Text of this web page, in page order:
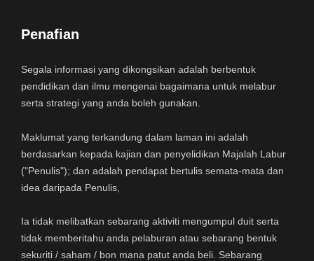
Penafian
Segala informasi yang dikongsikan adalah berbentuk
pendidikan dan ilmu mengenai bagaimana untuk melabur
serta strategi yang anda boleh gunakan.
Maklumat yang terkandung dalam laman ini adalah
berdasarkan kepada kajian dan penyelidikan Majalah Labur
("Penulis"); dan adalah pendapat bertulis semata-mata dan
idea daripada Penulis,
Ia tidak melibatkan sebarang aktiviti mengumpul duit serta
tidak memberitahu anda pelaburan atau sebarang bentuk
sekuriti / saham / bon mana patut anda beli. Sebarang